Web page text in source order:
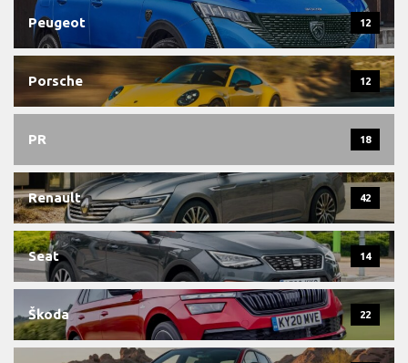
Peugeot 12
Porsche 12
PR 18
Renault 42
Seat 14
Škoda 22